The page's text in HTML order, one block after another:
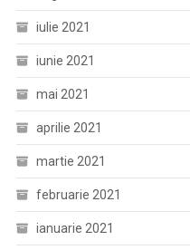
iulie 2021
iunie 2021
mai 2021
aprilie 2021
martie 2021
februarie 2021
ianuarie 2021